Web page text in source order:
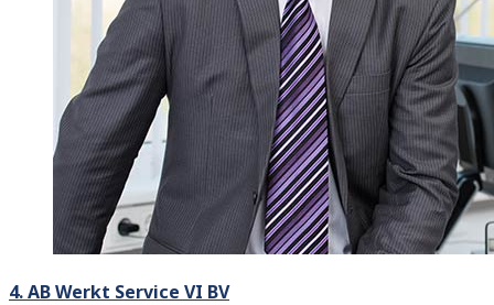
4. AB Werkt Service VI BV